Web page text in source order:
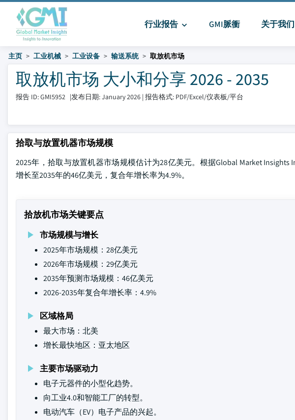
行业报告 GMI脈衝 关于我们
主页 工业机械 工业设备 输送系统 取放机市场
取放机市场 大小和分享 2026 - 2035
报告 ID: GMI5952 |发布日期: January 2026 | 报告格式: PDF/Excel/仪表板/平台
拾取与放置机器市场规模
2025年，拾取与放置机器市场规模估计为28亿美元。根据Global Market
增长至2035年的46亿美元，复合年增长率为4.9%。
拾放机市场关键要点
市场规模与增长
2025年市场规模：28亿美元
2026年市场规模：29亿美元
2035年预测市场规模：46亿美元
2026-2035年复合年增长率：4.9%
区域格局
最大市场：北美
增长最快地区：亚太地区
主要市场驱动力
电子元器件的小型化趋势。
向工业4.0和智能工厂的转型。
电动汽车（EV）电子产品的兴起。